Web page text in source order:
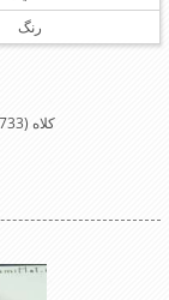
رنگ
کلاه (733)